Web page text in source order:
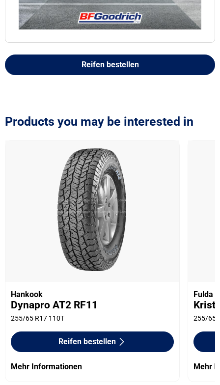
Reifen bestellen
Products you may be interested in
Hankook
Dynapro AT2 RF11
255/65 R17 110T
Reifen bestellen
Mehr Informationen
Fulda
255/65
Mehr